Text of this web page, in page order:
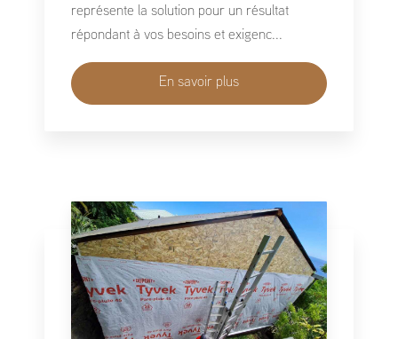
représente la solution pour un résultat
répondant à vos besoins et exigenc...
En savoir plus